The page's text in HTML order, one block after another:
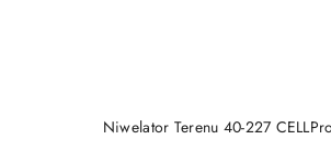
Niwelator Terenu 40-227